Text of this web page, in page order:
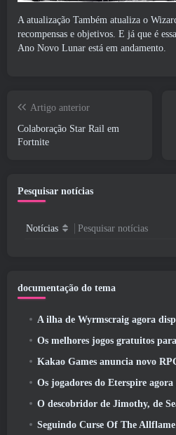
A atualização Também atualiza o
recompensas e objetivos. E já que é
Ano Novo Lunar está em andamento.
Artigo anterior
Colaboração Star Rail em
Fortnite
Pesquisar notícias
Notícias Pesquisar notícias
documentação do tema
A ilha de Wyrmscraig agora disponível para
Os melhores jogos gratuitos
Kakao Games anuncia novo
Os jogadores do Eterspire agora podem viajar
O descobridor de Jimothy, de Seattle, tem ligações com a ArenaNet,
Seguindo Curse Of The Allflame Update Path Of Exile